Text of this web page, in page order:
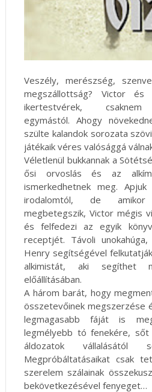
Veszély, merészség,
megszállottság? Victor és
ikertestvérek, csaknem
egymástól. Ahogy
szülte kalandok sorozata
játékaik véres valósággá
Véletlenül bukkannak a
ősi orvoslás és az
ismerkedhetnek meg.
irodalomtól, de amikor
megbetegszik, Victor mégis
és felfedezi az egyik
receptjét. Távoli
Henry segítségével
alkimistát, aki segíthet
előállításában.
A három barát, hogy
összetevőinek megszerzése
legmagasabb fáját is
legmélyebb tó fenekére,
áldozatok vállalásától
Megpróbáltatásaikat csak
szerelem szálainak
bekövetkezésével fenyeget…